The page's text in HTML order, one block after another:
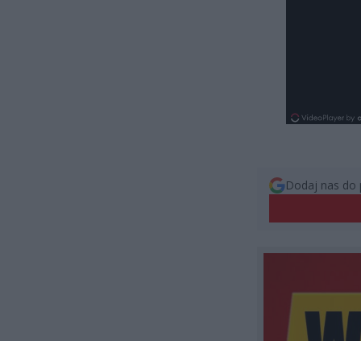
Dodaj nas do